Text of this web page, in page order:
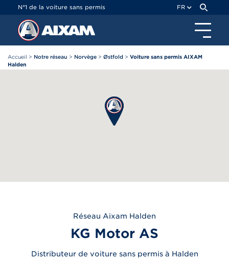
N°1 de la voiture sans permis FR
Accueil > Notre réseau > Norvège > Østfold > Voiture sans permis AIXAM
Halden
Réseau Aixam Halden
KG Motor AS
Distributeur de voiture sans permis à Halden
Panneau de gestion des cookies